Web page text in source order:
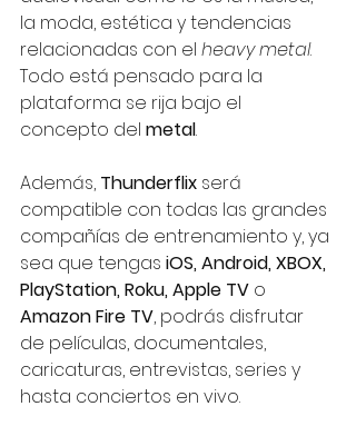
la moda, estética y tendencias
relacionadas con el heavy metal.
Todo está pensado para la
plataforma se rija bajo el
concepto del metal.
Además, Thunderflix será
compatible con todas las grandes
compañías de entrenamiento y, ya
sea que tengas iOS, Android, XBOX,
PlayStation, Roku, Apple TV o
Amazon Fire TV, podrás disfrutar
de películas, documentales,
caricaturas, entrevistas, series y
hasta conciertos en vivo.